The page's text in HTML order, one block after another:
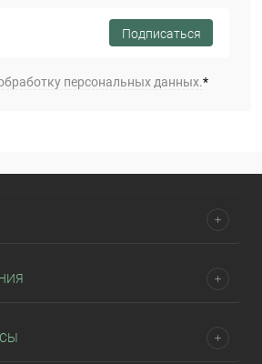
Подписаться
персональных данных.*